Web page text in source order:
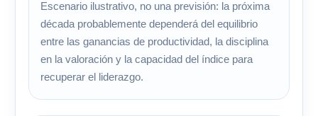
Escenario ilustrativo, no una previsión: la próxima
década probablemente dependerá del equilibrio
entre las ganancias de productividad, la disciplina
en la valoración y la capacidad del índice para
recuperar el liderazgo.